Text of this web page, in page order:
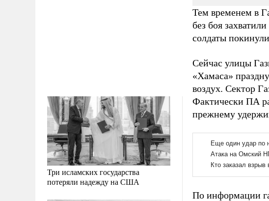
Три исламских государства
потеряли надежду на США
Тем временем в
без боя
солдаты
Сейчас улицы
«Хамаса»
воздух. Сектор
Фактически ПА
прежнему
По информации